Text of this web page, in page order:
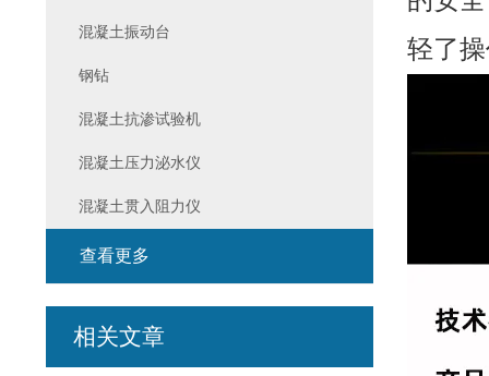
轻了
混凝土振动台
钢钻
混凝土抗渗试验机
混凝土压力泌水仪
混凝土贯入阻力仪
查看更多
相关文章